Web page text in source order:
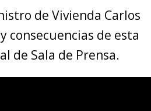
de Vivienda Carlos
consecuencias de esta
de Sala de Prensa.